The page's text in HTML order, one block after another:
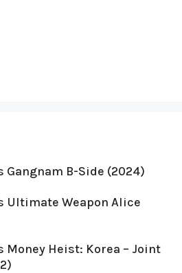
Gangnam B-Side (2024)
Ultimate Weapon Alice
Money Heist: Korea – Joint